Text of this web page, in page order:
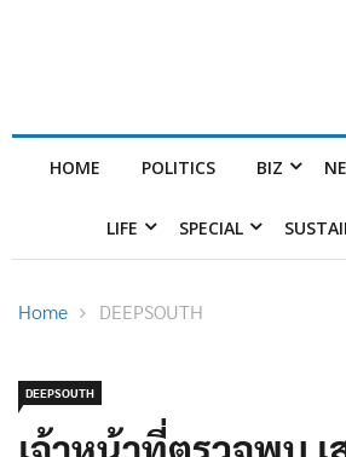
HOME POLITICS BIZ
LIFE SPECIAL
Home DEEPSOUTH
DEEPSOUTH